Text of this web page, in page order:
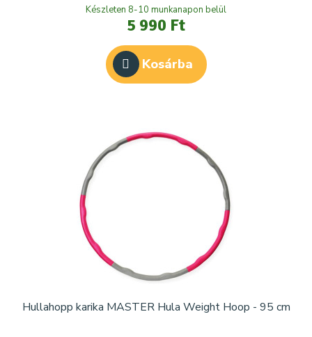
Készleten 8-10 munkanapon belül
5 990 Ft
Kosárba
Hullahopp karika MASTER Hula Weight Hoop - 95 cm